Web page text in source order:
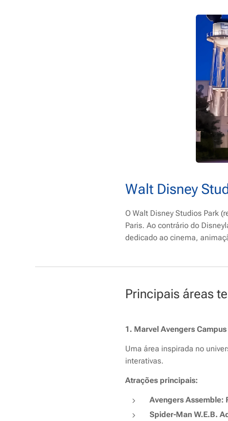
Walt Disney
O Walt Disney Studios Park
Paris. Ao contrário do
dedicado ao cinema,
Principais áreas
1. Marvel Avengers Campus
Uma área inspirada no
interativas.
Atrações principais:
Avengers Assemble:
Spider-Man W.E.B.